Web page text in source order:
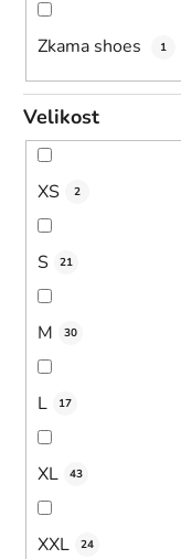
Zkama shoes 1
Velikost
XS 2
S 21
M 30
L 17
XL 43
XXL 24